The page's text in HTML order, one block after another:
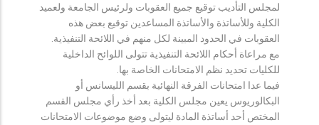
لمجلس التأديب توقيع جميع العقوبات ولرئيس الجامعة ولعميد
الكلية وللأساتذة والأساتذة المساعدين توقيع بعض هذه
العقوبات في الحدود المبينة لكل منهم في اللائحة التنفيذية.
مع مراعاة أحكام اللائحة التنفيذية تتولى اللوائح الداخلية
للكليات تحديد نظم الامتحانات الخاصة بها.
فيما عدا امتحانات الفرقة النهائية بقسم الليسانس أو
البكالوريوس يعين مجلس الكلية بعد أخذ رأي مجلس القسم
المختص أحد أساتذة المادة ليتولى وضع موضوعات الامتحانات